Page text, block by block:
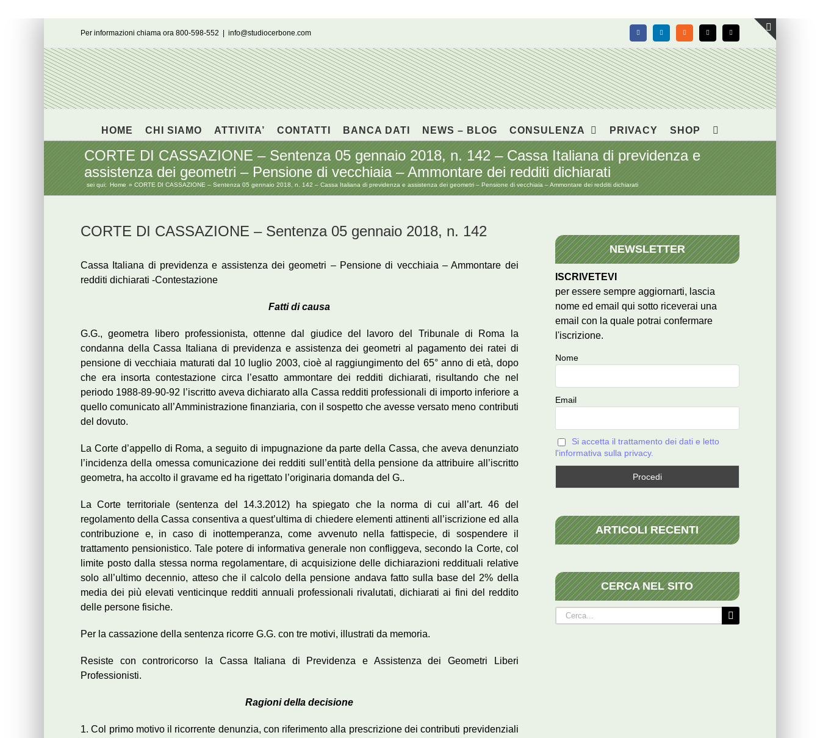
Per informazioni chiama ora 800-598-552 info@studiocerbone.com FacebookLinkedIn Rss X Email
HOME CHI SIAMO ATTIVITA’ CONTATTI BANCA DATI NEWS – BLOG CONSULENZA PRIVACY SHOP
CORTE DI CASSAZIONE – Sentenza 05 gennaio 2018, n. 142 – Cassa Italiana di previdenza e
assistenza dei geometri – Pensione di vecchiaia – Ammontare dei redditi dichiarati
sei qui: Home CORTE DI CASSAZIONE – Sentenza 05 gennaio 2018, n. 142 – Cassa Italiana di previdenza e assistenza dei geometri – Pensione di vecchiaia – Ammontare dei redditi dichiarati
CORTE DI CASSAZIONE – Sentenza 05 gennaio 2018, n. 142
Cassa Italiana di previdenza e assistenza dei geometri – Pensione di vecchiaia – Ammontare dei
redditi dichiarati -Contestazione
Fatti di causa
G.G., geometra libero professionista, ottenne dal giudice del lavoro del Tribunale di Roma la
condanna della Cassa Italiana di previdenza e assistenza dei geometri al pagamento dei ratei di
pensione di vecchiaia maturati dal 10 luglio 2003, cioè al raggiungimento del 65° anno di età, dopo
che era insorta contestazione circa l’esatto ammontare dei redditi dichiarati, risultando che nel
periodo 1988-89-90-92 l’iscritto aveva dichiarato alla Cassa redditi professionali di importo inferiore a
quello comunicato all’Amministrazione finanziaria, con il sospetto che avesse versato meno contributi
del dovuto.
La Corte d’appello di Roma, a seguito di impugnazione da parte della Cassa, che aveva denunziato
l’incidenza della omessa comunicazione dei redditi sull’entità della pensione da attribuire all’iscritto
geometra, ha accolto il gravame ed ha rigettato l’originaria domanda del G..
La Corte territoriale (sentenza del 14.3.2012) ha spiegato che la norma di cui all’art. 46 del
regolamento della Cassa consentiva a quest’ultima di chiedere elementi attinenti all’iscrizione ed alla
contribuzione e, in caso di inottemperanza, come avvenuto nella fattispecie, di sospendere il
trattamento pensionistico. Tale potere di informativa generale non confliggeva, secondo la Corte, col
limite posto dalla stessa norma regolamentare, di acquisizione delle dichiarazioni reddituali relative
solo all’ultimo decennio, atteso che il calcolo della pensione andava fatto sulla base del 2% della
media dei più elevati venticinque redditi annuali professionali rivalutati, dichiarati ai fini del reddito
delle persone fisiche.
Per la cassazione della sentenza ricorre G.G. con tre motivi, illustrati da memoria.
Resiste con controricorso la Cassa Italiana di Previdenza e Assistenza dei Geometri Liberi
Professionisti.
Ragioni della decisione
1. Col primo motivo il ricorrente denunzia, con riferimento alla prescrizione dei contributi previdenziali
NEWSLETTER
ISCRIVETEVI
per essere sempre aggiornarti, lascia
nome ed email qui sotto riceverai una
email con la quale potrai confermare
l'iscrizione.
Nome
Email
Si accetta il trattamento dei dati e letto
l'informativa sulla privacy.
ARTICOLI RECENTI
CERCA NEL SITO
Cerca
per:
Toggle
area
barra
scorrevole